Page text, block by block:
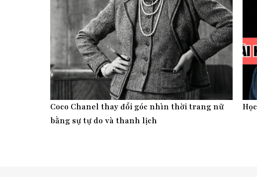
Coco Chanel thay đổi góc nhìn thời trang nữ
bằng sự tự do và thanh lịch